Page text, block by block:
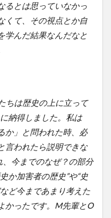
るとは思っていなかっ
くて、その視点とか自
学んだ結果なんだなと
ちは歴史の上に立って
納得しました。私は
か」と問われた時、必
言われたら説明できな
、今までのなぜ？の部分
か加害者の歴史”や“史
ど今まであまり考えた
かったです。M先輩とO